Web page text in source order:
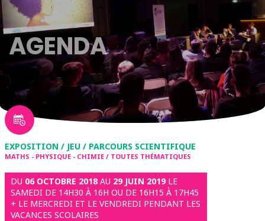
AGENDA
EXPOSITION / JEU / PARCOURS SCIENTIFIQUE
MATHS - PHYSIQUE - CHIMIE / TOUTES THÉMATIQUES
DU 06 OCTOBRE 2018AU 29 JUIN 2019 LE
SAMEDI DE 14H30 À 16H OU DE 16H15 À 17H45
+ LE MERCREDI ET LE VENDREDI PENDANT LES
VACANCES SCOLAIRES